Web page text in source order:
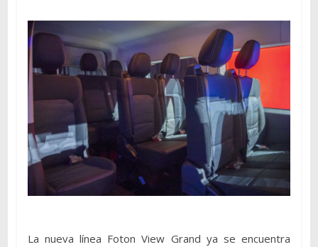
La nueva línea Foton View Grand ya se encuentra